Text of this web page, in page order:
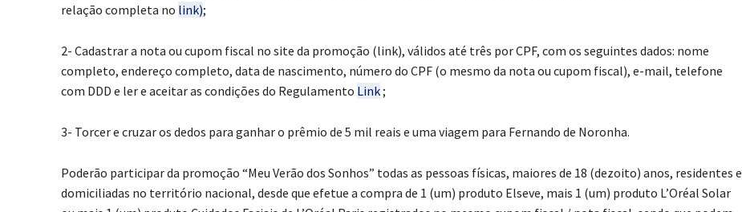
relação completa no link);
2- Cadastrar a nota ou cupom fiscal no site da promoção (link), válidos até três por CPF, com os seguintes dados: nome
completo, endereço completo, data de nascimento, número do CPF (o mesmo da nota ou cupom fiscal), e-mail, telefone
com DDD e ler e aceitar as condições do Regulamento Link;
3- Torcer e cruzar os dedos para ganhar o prêmio de 5 mil reais e uma viagem para Fernando de Noronha.
Poderão participar da promoção “Meu Verão dos Sonhos” todas as pessoas físicas, maiores de 18 (dezoito) anos, residentes e
domiciliadas no território nacional, desde que efetue a compra de 1 (um) produto Elseve, mais 1 (um) produto L’Oréal Solar